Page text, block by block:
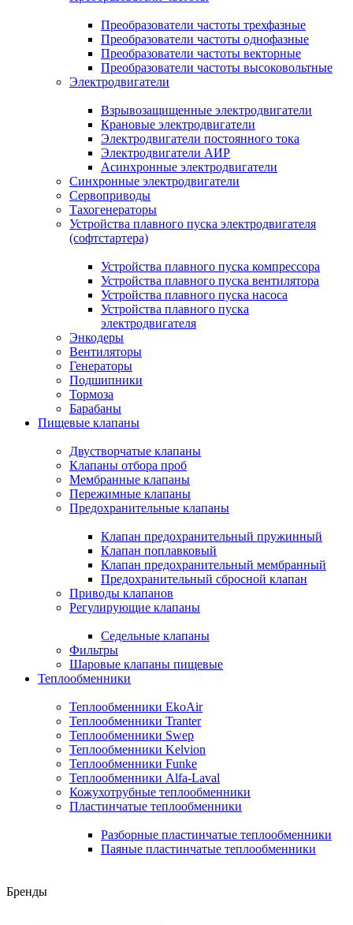
Преобразователи частоты трехфазные
Преобразователи частоты однофазные
Преобразователи частоты векторные
Преобразователи частоты высоковольтные
Электродвигатели
Взрывозащищенные электродвигатели
Крановые электродвигатели
Электродвигатели постоянного тока
Электродвигатели АИР
Асинхронные электродвигатели
Синхронные электродвигатели
Сервоприводы
Тахогенераторы
Устройства плавного пуска электродвигателя
(софтстартера)
Устройства плавного пуска компрессора
Устройства плавного пуска вентилятора
Устройства плавного пуска насоса
Устройства плавного пуска
электродвигателя
Энкодеры
Вентиляторы
Генераторы
Подшипники
Тормоза
Барабаны
Пищевые клапаны
Двустворчатые клапаны
Клапаны отбора проб
Мембранные клапаны
Пережимные клапаны
Предохранительные клапаны
Клапан предохранительный пружинный
Клапан поплавковый
Клапан предохранительный мембранный
Предохранительный сбросной клапан
Приводы клапанов
Регулирующие клапаны
Седельные клапаны
Фильтры
Шаровые клапаны пищевые
Теплообменники
Теплообменники EkoAir
Теплообменники Tranter
Теплообменники Swep
Теплообменники Kelvion
Теплообменники Funke
Теплообменники Alfa-Laval
Кожухотрубные теплообменники
Пластинчатые теплообменники
Разборные пластинчатые теплообменники
Паяные пластинчатые теплообменники
Бренды